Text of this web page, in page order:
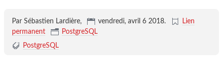
Par Sébastien Lardière, vendredi, avril 6 2018.
Lien
permanent
PostgreSQL
PostgreSQL